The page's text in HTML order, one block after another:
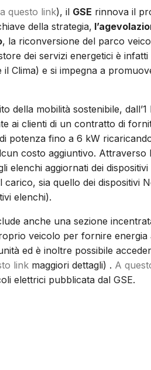
a questo link), il GSE rinnova il
della strategia,
, la riconversione del parco
dei servizi energetici è
Clima) e si impegna a
della mobilità sostenibile, dall’1
ai clienti di un contratto di
potenza fino a 6 kW
costo aggiuntivo. Attraverso
elenchi aggiornati dei dispositivi
sia quello dei dispositivi
elenchi).
anche una sezione
veicolo per fornire energia
ed è inoltre possibile
link maggiori dettagli) . A
elettrici pubblicata dal GSE.